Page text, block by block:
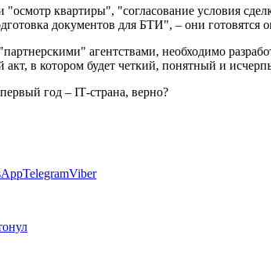
квартиры", "согласование условия
документов для БТИ", – они
агентствами, необходимо
акт, в котором будет четкий, понятный и
год – IТ-страна, верно?
TelegramViber